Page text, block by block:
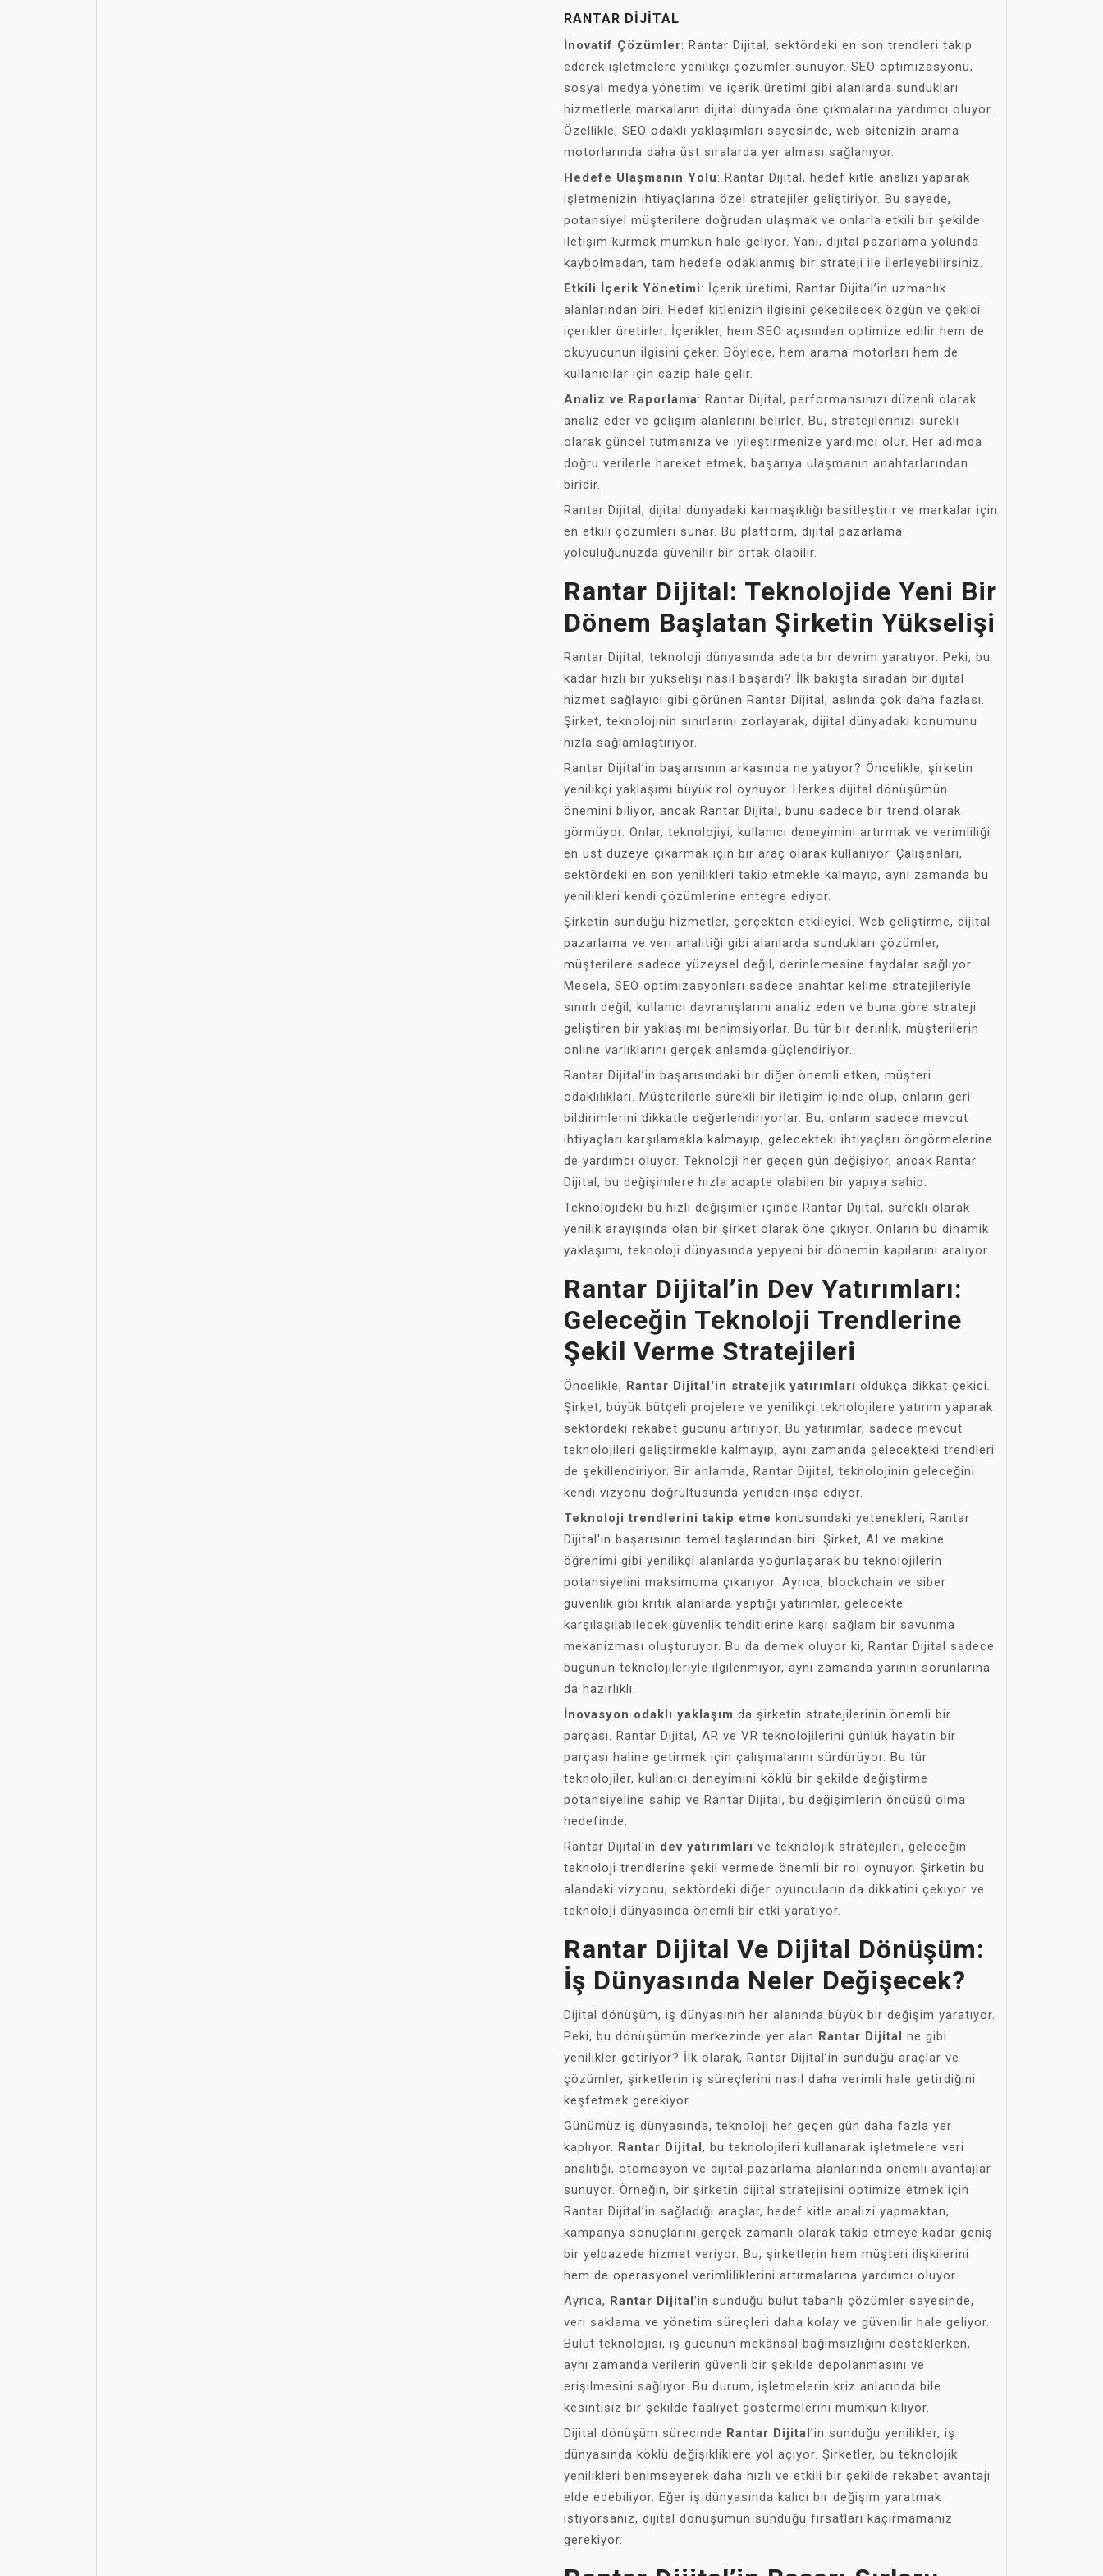
RANTAR DIJITAL
İnovatif Çözümler: Rantar Dijital, sektördeki en son trendleri takip
ederek işletmelere yenilikçi çözümler sunuyor. SEO optimizasyonu,
sosyal medya yönetimi ve içerik üretimi gibi alanlarda sundukları
hizmetlerle markaların dijital dünyada öne çıkmalarına yardımcı oluyor.
Özellikle, SEO odaklı yaklaşımları sayesinde, web sitenizin arama
motorlarında daha üst sıralarda yer alması sağlanıyor.
Hedefe Ulaşmanın Yolu: Rantar Dijital, hedef kitle analizi yaparak
işletmenizin ihtiyaçlarına özel stratejiler geliştiriyor. Bu sayede,
potansiyel müşterilere doğrudan ulaşmak ve onlarla etkili bir şekilde
iletişim kurmak mümkün hale geliyor. Yani, dijital pazarlama yolunda
kaybolmadan, tam hedefe odaklanmış bir strateji ile ilerleyebilirsiniz.
Etkili İçerik Yönetimi: İçerik üretimi, Rantar Dijital’in uzmanlık
alanlarından biri. Hedef kitlenizin ilgisini çekebilecek özgün ve çekici
içerikler üretirler. İçerikler, hem SEO açısından optimize edilir hem de
okuyucunun ilgisini çeker. Böylece, hem arama motorları hem de
kullanıcılar için cazip hale gelir.
Analiz ve Raporlama: Rantar Dijital, performansınızı düzenli olarak
analiz eder ve gelişim alanlarını belirler. Bu, stratejilerinizi sürekli
olarak güncel tutmanıza ve iyileştirmenize yardımcı olur. Her adımda
doğru verilerle hareket etmek, başarıya ulaşmanın anahtarlarından
biridir.
Rantar Dijital, dijital dünyadaki karmaşıklığı basitleştirir ve markalar için
en etkili çözümleri sunar. Bu platform, dijital pazarlama
yolculuğunuzda güvenilir bir ortak olabilir.
Rantar Dijital: Teknolojide Yeni Bir
Dönem Başlatan Şirketin Yükselişi
Rantar Dijital, teknoloji dünyasında adeta bir devrim yaratıyor. Peki, bu
kadar hızlı bir yükselişi nasıl başardı? İlk bakışta sıradan bir dijital
hizmet sağlayıcı gibi görünen Rantar Dijital, aslında çok daha fazlası.
Şirket, teknolojinin sınırlarını zorlayarak, dijital dünyadaki konumunu
hızla sağlamlaştırıyor.
Rantar Dijital’in başarısının arkasında ne yatıyor? Öncelikle, şirketin
yenilikçi yaklaşımı büyük rol oynuyor. Herkes dijital dönüşümün
önemini biliyor, ancak Rantar Dijital, bunu sadece bir trend olarak
görmüyor. Onlar, teknolojiyi, kullanıcı deneyimini artırmak ve verimliliği
en üst düzeye çıkarmak için bir araç olarak kullanıyor. Çalışanları,
sektördeki en son yenilikleri takip etmekle kalmayıp, aynı zamanda bu
yenilikleri kendi çözümlerine entegre ediyor.
Şirketin sunduğu hizmetler, gerçekten etkileyici. Web geliştirme, dijital
pazarlama ve veri analitiği gibi alanlarda sundukları çözümler,
müşterilere sadece yüzeysel değil, derinlemesine faydalar sağlıyor.
Mesela, SEO optimizasyonları sadece anahtar kelime stratejileriyle
sınırlı değil; kullanıcı davranışlarını analiz eden ve buna göre strateji
geliştiren bir yaklaşımı benimsiyorlar. Bu tür bir derinlik, müşterilerin
online varlıklarını gerçek anlamda güçlendiriyor.
Rantar Dijital’in başarısındaki bir diğer önemli etken, müşteri
odaklılıkları. Müşterilerle sürekli bir iletişim içinde olup, onların geri
bildirimlerini dikkatle değerlendiriyorlar. Bu, onların sadece mevcut
ihtiyaçları karşılamakla kalmayıp, gelecekteki ihtiyaçları öngörmelerine
de yardımcı oluyor. Teknoloji her geçen gün değişiyor, ancak Rantar
Dijital, bu değişimlere hızla adapte olabilen bir yapıya sahip.
Teknolojideki bu hızlı değişimler içinde Rantar Dijital, sürekli olarak
yenilik arayışında olan bir şirket olarak öne çıkıyor. Onların bu dinamik
yaklaşımı, teknoloji dünyasında yepyeni bir dönemin kapılarını aralıyor.
Rantar Dijital’in Dev Yatırımları:
Geleceğin Teknoloji Trendlerine
Şekil Verme Stratejileri
Öncelikle, Rantar Dijital'in stratejik yatırımları oldukça dikkat çekici.
Şirket, büyük bütçeli projelere ve yenilikçi teknolojilere yatırım yaparak
sektördeki rekabet gücünü artırıyor. Bu yatırımlar, sadece mevcut
teknolojileri geliştirmekle kalmayıp, aynı zamanda gelecekteki trendleri
de şekillendiriyor. Bir anlamda, Rantar Dijital, teknolojinin geleceğini
kendi vizyonu doğrultusunda yeniden inşa ediyor.
Teknoloji trendlerini takip etme konusundaki yetenekleri, Rantar
Dijital'in başarısının temel taşlarından biri. Şirket, AI ve makine
öğrenimi gibi yenilikçi alanlarda yoğunlaşarak bu teknolojilerin
potansiyelini maksimuma çıkarıyor. Ayrıca, blockchain ve siber
güvenlik gibi kritik alanlarda yaptığı yatırımlar, gelecekte
karşılaşılabilecek güvenlik tehditlerine karşı sağlam bir savunma
mekanizması oluşturuyor. Bu da demek oluyor ki, Rantar Dijital sadece
bugünün teknolojileriyle ilgilenmiyor, aynı zamanda yarının sorunlarına
da hazırlıklı.
İnovasyon odaklı yaklaşım da şirketin stratejilerinin önemli bir
parçası. Rantar Dijital, AR ve VR teknolojilerini günlük hayatın bir
parçası haline getirmek için çalışmalarını sürdürüyor. Bu tür
teknolojiler, kullanıcı deneyimini köklü bir şekilde değiştirme
potansiyeline sahip ve Rantar Dijital, bu değişimlerin öncüsü olma
hedefinde.
Rantar Dijital'in dev yatırımları ve teknolojik stratejileri, geleceğin
teknoloji trendlerine şekil vermede önemli bir rol oynuyor. Şirketin bu
alandaki vizyonu, sektördeki diğer oyuncuların da dikkatini çekiyor ve
teknoloji dünyasında önemli bir etki yaratıyor.
Rantar Dijital Ve Dijital Dönüşüm:
İş Dünyasında Neler Değişecek?
Dijital dönüşüm, iş dünyasının her alanında büyük bir değişim yaratıyor.
Peki, bu dönüşümün merkezinde yer alan Rantar Dijital ne gibi
yenilikler getiriyor? İlk olarak, Rantar Dijital’in sunduğu araçlar ve
çözümler, şirketlerin iş süreçlerini nasıl daha verimli hale getirdiğini
keşfetmek gerekiyor.
Günümüz iş dünyasında, teknoloji her geçen gün daha fazla yer
kaplıyor. Rantar Dijital, bu teknolojileri kullanarak işletmelere veri
analitiği, otomasyon ve dijital pazarlama alanlarında önemli avantajlar
sunuyor. Örneğin, bir şirketin dijital stratejisini optimize etmek için
Rantar Dijital’in sağladığı araçlar, hedef kitle analizi yapmaktan,
kampanya sonuçlarını gerçek zamanlı olarak takip etmeye kadar geniş
bir yelpazede hizmet veriyor. Bu, şirketlerin hem müşteri ilişkilerini
hem de operasyonel verimliliklerini artırmalarına yardımcı oluyor.
Ayrıca, Rantar Dijital’in sunduğu bulut tabanlı çözümler sayesinde,
veri saklama ve yönetim süreçleri daha kolay ve güvenilir hale geliyor.
Bulut teknolojisi, iş gücünün mekânsal bağımsızlığını desteklerken,
aynı zamanda verilerin güvenli bir şekilde depolanmasını ve
erişilmesini sağlıyor. Bu durum, işletmelerin kriz anlarında bile
kesintisiz bir şekilde faaliyet göstermelerini mümkün kılıyor.
Dijital dönüşüm sürecinde Rantar Dijital’in sunduğu yenilikler, iş
dünyasında köklü değişikliklere yol açıyor. Şirketler, bu teknolojik
yenilikleri benimseyerek daha hızlı ve etkili bir şekilde rekabet avantajı
elde edebiliyor. Eğer iş dünyasında kalıcı bir değişim yaratmak
istiyorsanız, dijital dönüşümün sunduğu fırsatları kaçırmamanız
gerekiyor.